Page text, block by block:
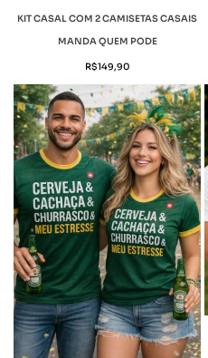
KIT CASAL COM 2 CAMISETAS CASAIS
MANDA QUEM PODE
R$149,90